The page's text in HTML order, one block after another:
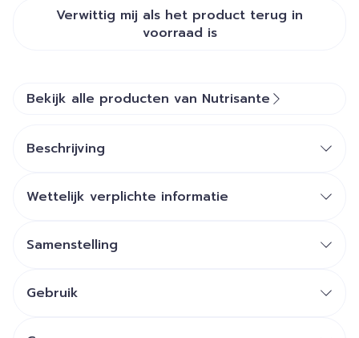
Verwittig mij als het product terug in
voorraad is
Bekijk alle producten van Nutrisante
Beschrijving
natuurlijke oorsprong
Wettelijk verplichte informatie
Samenstelling
Gebruik